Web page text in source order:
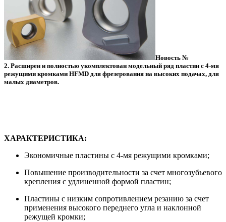
Новость №
2. Расширен и полностью укомплектован модельный ряд пластин с 4-мя
режущими кромками HFMD для фрезерования на высоких подачах, для
малых диаметров.
ХАРАКТЕРИСТИКА:
Экономичные пластины с 4-мя режущими кромками;
Повышение производительности за счет многозубьевого
крепления с удлиненной формой пластин;
Пластины с низким сопротивлением резанию за счет
применения высокого переднего угла и наклонной
режущей кромки;